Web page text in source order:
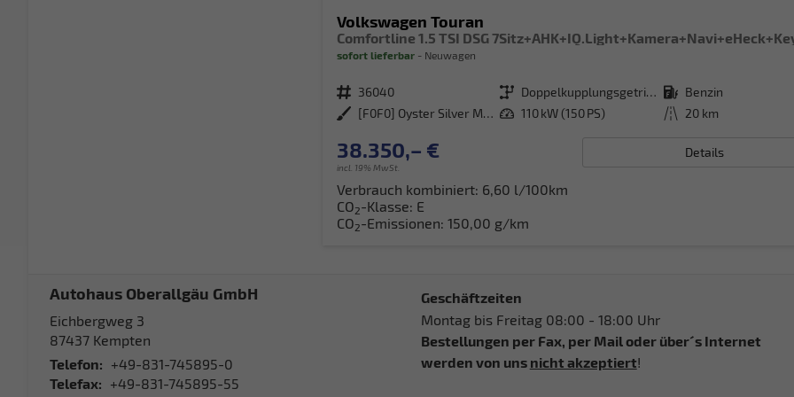
Volkswagen Touran
sofort lieferbar Neuwagen
Fahrzeugnr. 36040 Getriebe Doppelkupplungsgetriebe (DSG) Kraftstoff Benzin
Außenfarbe
[F0F0] Oyster Silver Metallic Leistung 110 kW (150 PS) Kilometerstand 20 km
38.350,– €
incl. 19% MwSt.
Details
Verbrauch kombiniert: 6,60 l/100km
CO2-Klasse: E
CO2-Emissionen: 150,00 g/km
Autohaus Oberallgäu GmbH
Eichbergweg 3
87437 Kempten
Telefon: +49-831-745895-0
Telefax: +49-831-745895-55
Geschäftzeiten
Montag bis Freitag 08:00 - 18:00 Uhr
Bestellungen per Fax, per Mail oder über´s Internet
werden von uns nicht akzeptiert!